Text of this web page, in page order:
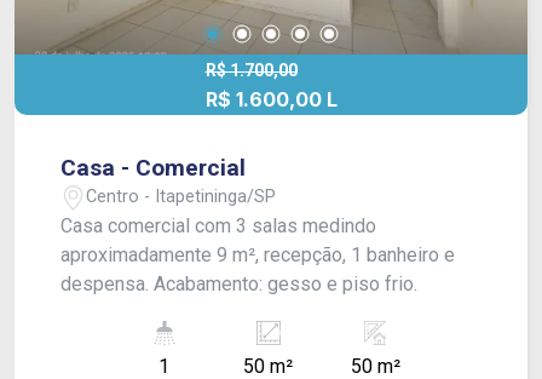
R$ 1.700,00
R$ 1.600,00 L
Casa - Comercial
Centro - Itapetininga/SP
Casa comercial com 3 salas medindo
aproximadamente 9 m², recepção, 1 banheiro e
despensa. Acabamento: gesso e piso frio.
1 50 m² 50 m²